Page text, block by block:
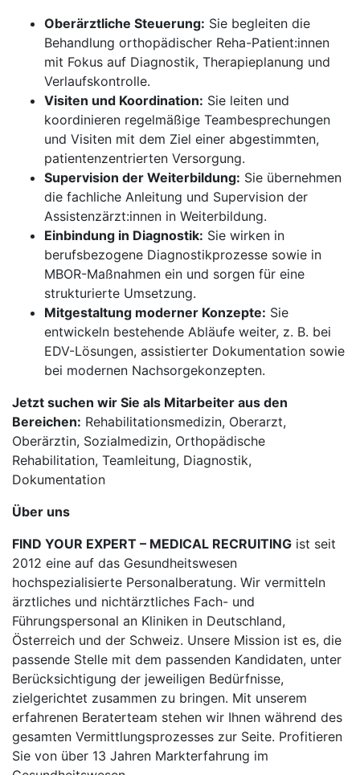
Oberärztliche Steuerung: Sie begleiten die
Behandlung orthopädischer Reha-Patient:innen
mit Fokus auf Diagnostik, Therapieplanung und
Verlaufskontrolle.
Visiten und Koordination: Sie leiten und
koordinieren regelmäßige Teambesprechungen
und Visiten mit dem Ziel einer abgestimmten,
patientenzentrierten Versorgung.
Supervision der Weiterbildung: Sie übernehmen
die fachliche Anleitung und Supervision der
Assistenzärzt:innen in Weiterbildung.
Einbindung in Diagnostik: Sie wirken in
berufsbezogene Diagnostikprozesse sowie in
MBOR-Maßnahmen ein und sorgen für eine
strukturierte Umsetzung.
Mitgestaltung moderner Konzepte: Sie
entwickeln bestehende Abläufe weiter, z. B. bei
EDV-Lösungen, assistierter Dokumentation sowie
bei modernen Nachsorgekonzepten.
Jetzt suchen wir Sie als Mitarbeiter aus den
Bereichen: Rehabilitationsmedizin, Oberarzt,
Oberärztin, Sozialmedizin, Orthopädische
Rehabilitation, Teamleitung, Diagnostik,
Dokumentation
Über uns
FIND YOUR EXPERT – MEDICAL RECRUITING ist seit
2012 eine auf das Gesundheitswesen
hochspezialisierte Personalberatung. Wir vermitteln
ärztliches und nichtärztliches Fach- und
Führungspersonal an Kliniken in Deutschland,
Österreich und der Schweiz. Unsere Mission ist es, die
passende Stelle mit dem passenden Kandidaten, unter
Berücksichtigung der jeweiligen Bedürfnisse,
zielgerichtet zusammen zu bringen. Mit unserem
erfahrenen Beraterteam stehen wir Ihnen während des
gesamten Vermittlungsprozesses zur Seite. Profitieren
Sie von über 13 Jahren Markterfahrung im